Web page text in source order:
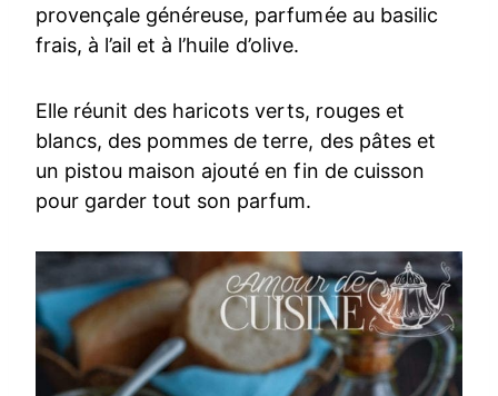
provençale généreuse, parfumée au basilic
frais, à l’ail et à l’huile d’olive.
Elle réunit des haricots verts, rouges et
blancs, des pommes de terre, des pâtes et
un pistou maison ajouté en fin de cuisson
pour garder tout son parfum.